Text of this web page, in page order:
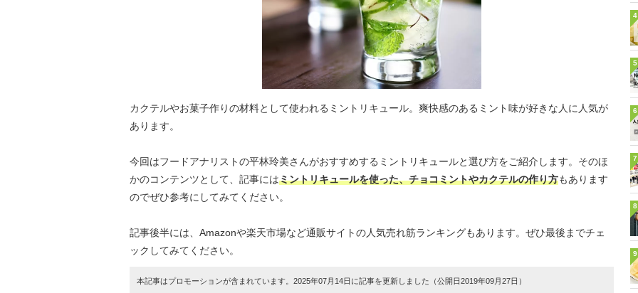
カクテルやお菓子作りの材料として使われるミントリキュール。爽快感のあるミント味が好きな人に人気が
あります。
今回はフードアナリストの平林玲美さんがおすすめするミントリキュールと選び方をご紹介します。そのほ
かのコンテンツとして、記事にはミントリキュールを使った、チョコミントやカクテルの作り方もあります
のでぜひ参考にしてみてください。
記事後半には、Amazonや楽天市場など通販サイトの人気売れ筋ランキングもあります。ぜひ最後までチェ
ックしてみてください。
本記事はプロモーションが含まれています。2025年07月14日に記事を更新しました（公開日2019年09月27日）
4
5
6
7
8
9